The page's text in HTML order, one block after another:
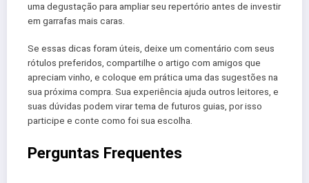
uma degustação para ampliar seu repertório antes de investir
em garrafas mais caras.
Se essas dicas foram úteis, deixe um comentário com seus
rótulos preferidos, compartilhe o artigo com amigos que
apreciam vinho, e coloque em prática uma das sugestões na
sua próxima compra. Sua experiência ajuda outros leitores, e
suas dúvidas podem virar tema de futuros guias, por isso
participe e conte como foi sua escolha.
Perguntas Frequentes